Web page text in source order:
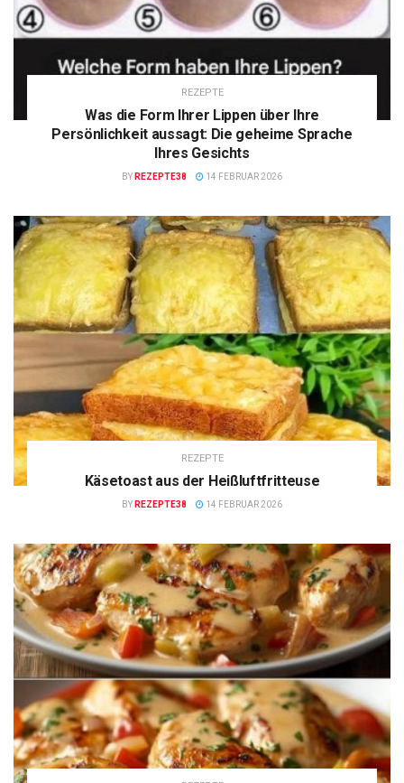
REZEPTE
Was die Form Ihrer Lippen über Ihre
Persönlichkeit aussagt: Die geheime Sprache
Ihres Gesichts
BY REZEPTE38 14 FEBRUAR 2026
REZEPTE
Käsetoast aus der Heißluftfritteuse
BY REZEPTE38 14 FEBRUAR 2026